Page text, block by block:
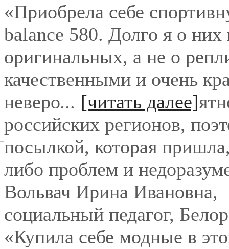
«Приобрела себе
balance 580. Долго я о
оригинальных, а не о
качественными и очень
неверо... [читать далее]
российских регионов,
посылкой, которая
либо проблем и
Вольвач Ирина Ивановна,
социальный педагог,
«Купила себе модные в